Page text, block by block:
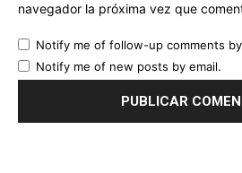
navegador la próxima vez que
Notify me of follow-up comments
Notify me of new posts by email.